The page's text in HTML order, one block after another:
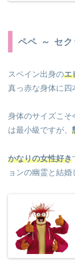
ペペ ～ セ
スペイン出身のエ
真っ赤な身体に四
身体のサイズこそ
は最小級ですが、
かなりの女性好き
ョンの幽霊と結婚